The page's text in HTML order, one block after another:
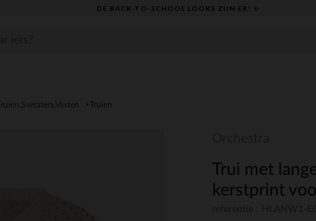
DE BACK-TO-SCHOOL LOOKS ZIJN ER! ✨
Truien,Sweaters,Vesten Truien
Trui met
kerstprint